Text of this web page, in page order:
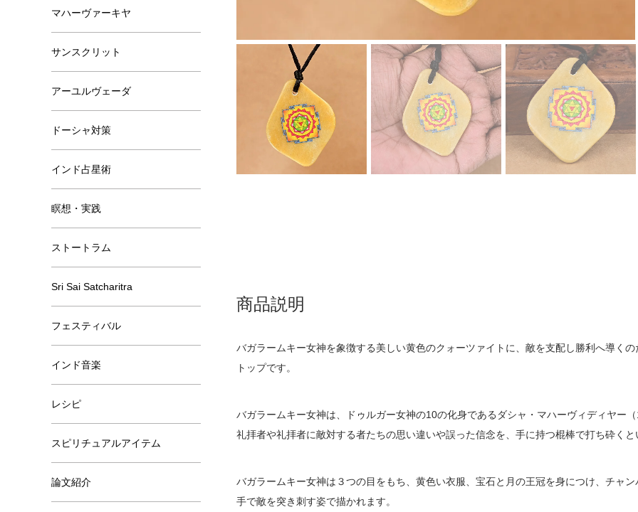
商品説明
バガラームキー女神を象徴する美しい黄色のクォーツァイトに、敵を支配し勝利へ導く
トップです。
バガラームキー女神は、ドゥルガー女神の10の化身であるダシャ・マハーヴィディヤー
礼拝者や礼拝者に敵対する者たちの思い違いや誤った信念を、手に持つ棍棒で打ち砕くと
バガラームキー女神は３つの目をもち、黄色い衣服、宝石と月の王冠を身につけ、チャ
手で敵を突き刺す姿で描かれます。
マハーヴァーキヤ
サンスクリット
アーユルヴェーダ
ドーシャ対策
インド占星術
瞑想・実践
ストートラム
Sri Sai Satcharitra
フェスティバル
インド音楽
レシピ
スピリチュアルアイテム
論文紹介